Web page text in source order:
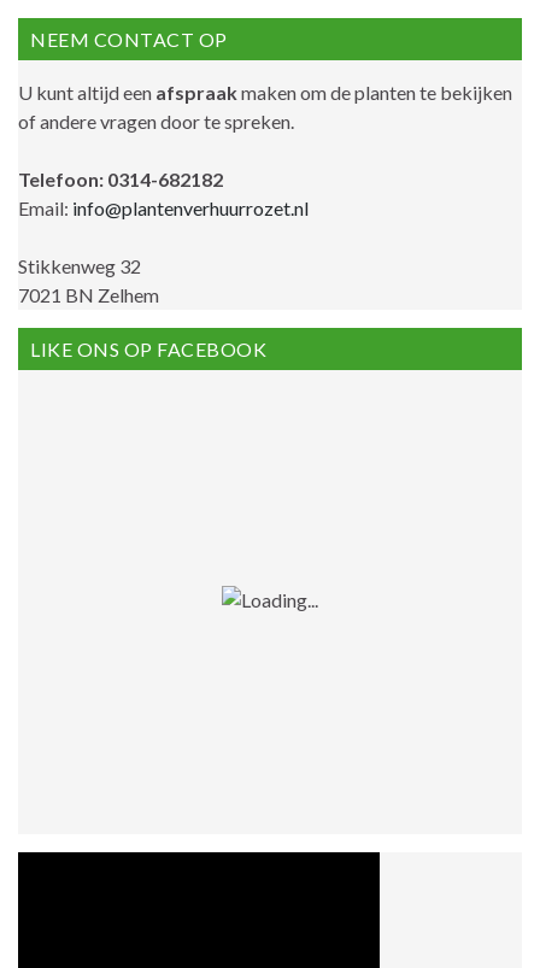
NEEM CONTACT OP
U kunt altijd een afspraakmaken om de planten te bekijken
of andere vragen door te spreken.
Telefoon: 0314-682182
Email: info@plantenverhuurrozet.nl
Stikkenweg 32
7021 BN Zelhem
LIKE ONS OP FACEBOOK